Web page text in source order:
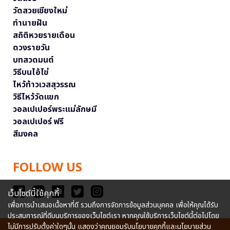
วัดสวยเชียงใหม่
ทำนายฝัน
สถิติหวยรายเดือน
ดวงรายวัน
บทสวดมนต์
วิธีบนไอ้ไข่
ไหว้ท้าวเวสสุวรรณ
วิธีไหว้วัดแขก
วอลเปเปอร์พระแม่ลักษมี
วอลเปเปอร์ ฟรี
สีมงคล
FOLLOW US
เว็บไซต์นี้ใช้คุกกี้
เพื่อการนำเสนอเนื้อหาที่ดี รวมถึงการจัดการข้อมูลส่วนบุคคล เพื่อให้คุณได้รับ
ประสบการณ์ที่ดีบนบริการของเว็บไซต์เรา หากคุณใช้บริการเว็บไซต์นี้ต่อไปโดย
ไม่มีการปรับตั้งค่าใดๆนั้น แสดงว่าคุณยอมรับนโยบายคุกกี้และนโยบายส่วน